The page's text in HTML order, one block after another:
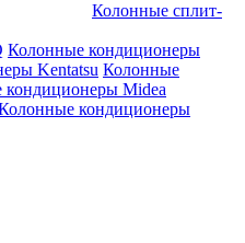
Колонные сплит-
Колонные кондиционеры
Kentatsu Колонные
Midea
кондиционеры